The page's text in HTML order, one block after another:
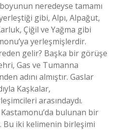
neredeyse tamamı
gibi, Alpı, Alpağut,
Çiğil ve Yağma gibi
yerleşmişlerdir.
gelir? Başka bir görüşe
Gas ve Tumanna
adını almıştır. Gaslar
Kaşkalar,
arasındaydı.
bulunan bir
Bu iki kelimenin birleşimi